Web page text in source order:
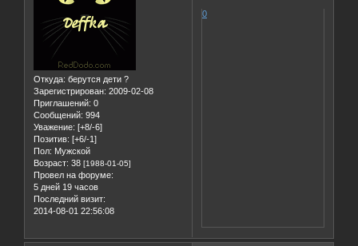
Откуда: берутся дети ?
Зарегистрирован: 2009-02-08
Приглашений: 0
Сообщений: 994
Уважение: [+8/-6]
Позитив: [+6/-1]
Пол: Мужской
Возраст: 38 [1988-01-05]
Провел на форуме:
5 дней 19 часов
Последний визит:
2014-08-01 22:56:08
0